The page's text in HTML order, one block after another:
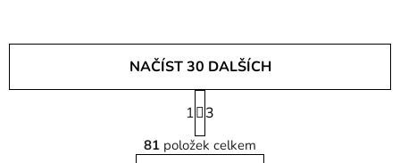
O
v
NAČÍST 30 DALŠÍCH
S
t
r
á
1 3
81 položek celkem